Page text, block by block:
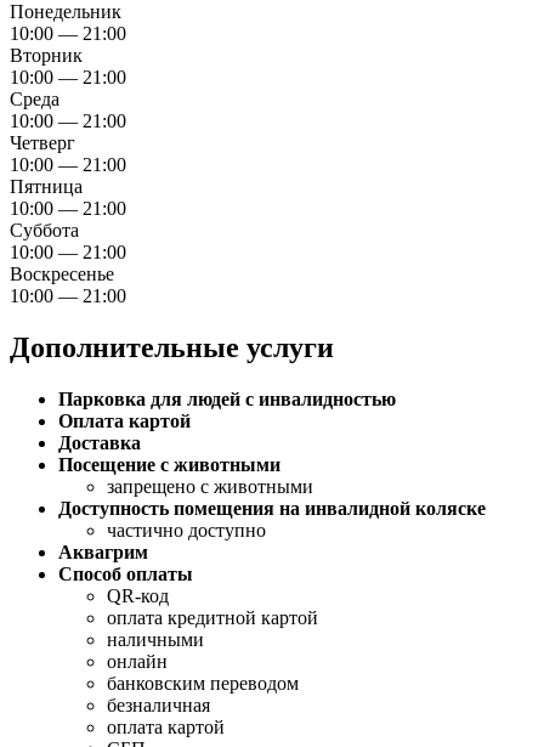
Понедельник
10:00 — 21:00
Вторник
10:00 — 21:00
Среда
10:00 — 21:00
Четверг
10:00 — 21:00
Пятница
10:00 — 21:00
Суббота
10:00 — 21:00
Воскресенье
10:00 — 21:00
Дополнительные услуги
Парковка для людей с инвалидностью
Оплата картой
Доставка
Посещение с животными
запрещено с животными
Доступность помещения на инвалидной коляске
частично доступно
Аквагрим
Способ оплаты
QR-код
оплата кредитной картой
наличными
онлайн
банковским переводом
безналичная
оплата картой